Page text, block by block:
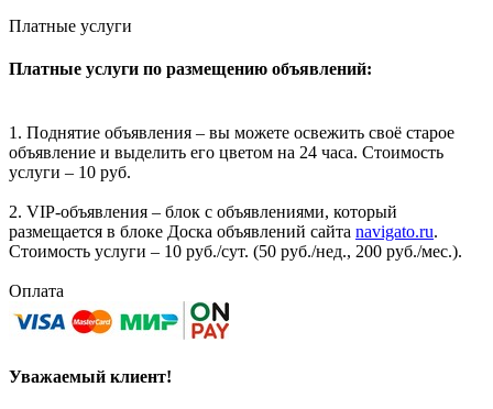
Платные услуги
Платные услуги по размещению объявлений:
1. Поднятие объявления – вы можете освежить своё старое
объявление и выделить его цветом на 24 часа. Стоимость
услуги – 10 руб.
2. VIP-объявления – блок с объявлениями, который
размещается в блоке Доска объявлений сайта navigato.ru.
Стоимость услуги – 10 руб./сут. (50 руб./нед., 200 руб./мес.).
Оплата
Уважаемый клиент!